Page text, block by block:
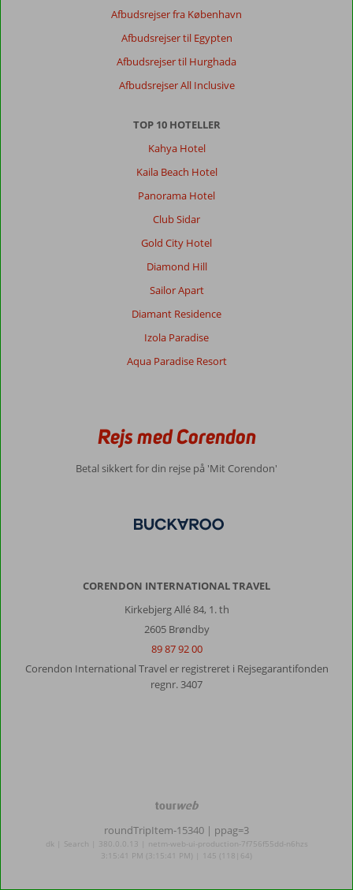
Afbudsrejser fra København
Afbudsrejser til Egypten
Afbudsrejser til Hurghada
Afbudsrejser All Inclusive
TOP 10 HOTELLER
Kahya Hotel
Kaila Beach Hotel
Panorama Hotel
Club Sidar
Gold City Hotel
Diamond Hill
Sailor Apart
Diamant Residence
Izola Paradise
Aqua Paradise Resort
Rejs med Corendon
Betal sikkert for din rejse på 'Mit Corendon'
CORENDON INTERNATIONAL TRAVEL
Kirkebjerg Allé 84, 1. th
2605 Brøndby
89 87 92 00
Corendon International Travel er registreret i Rejsegarantifonden
regnr. 3407
TourWeb
©
NetMatch
roundTripItem-15340 | ppag=3
dk | Search | 380.0.0.13 | netm-web-ui-production-7f756f55dd-n6hzs
3:15:41 PM (3:15:41 PM) | 145 (118|64)